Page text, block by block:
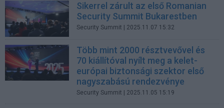
Sikerrel zárult az első Romanian
Security Summit Bukarestben
Security Summit | 2025.11.07 15:32
Több mint 2000 résztvevővel és
70 kiállítóval nyílt meg a kelet-
európai biztonsági szektor első
nagyszabású rendezvénye
Security Summit | 2025.11.05 15:19